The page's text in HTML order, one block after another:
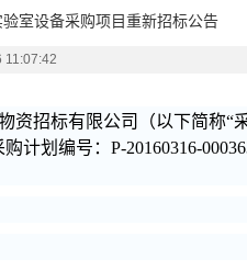
室设备采购项目重新招标公告
11:07:42
资招标有限公司（以下简称“
购计划编号：P-20160316-